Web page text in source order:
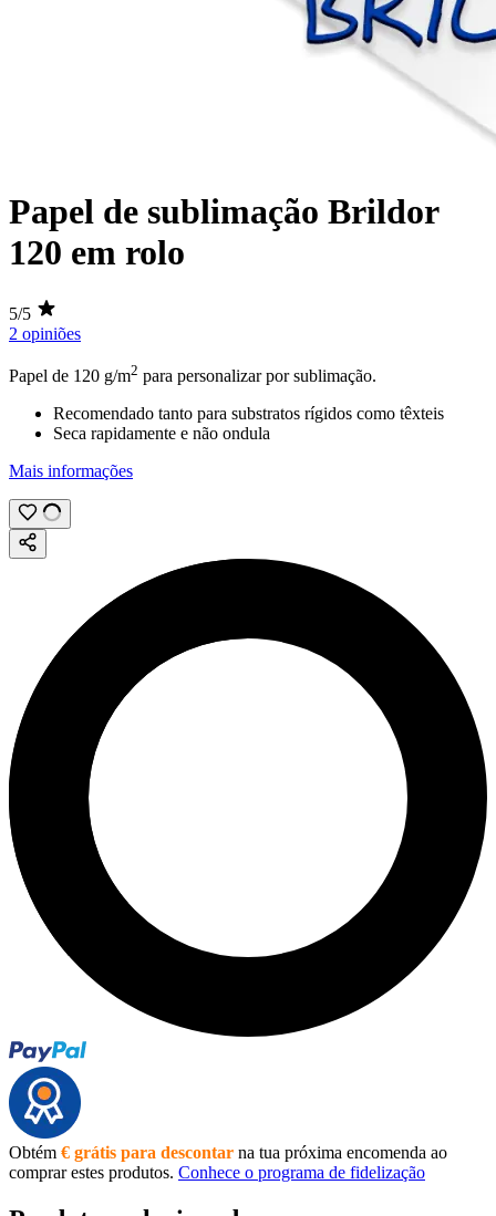
Papel de sublimação Brildor
120 em rolo
5/5
2 opiniões
Papel de 120 g/m2 para personalizar porsublimação.
Recomendado tanto para substratos rígidos como têxteis
Seca rapidamente e não ondula
Mais informações
Obtém € grátis para descontar na tua próxima encomenda ao
comprar estes produtos. Conhece o programa de fidelização